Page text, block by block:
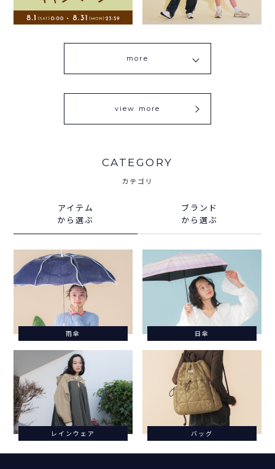
more
view more
CATEGORY
カテゴリ
アイテム
から選ぶ
ブランド
から選ぶ
雨傘 日傘
レインウェア バッグ